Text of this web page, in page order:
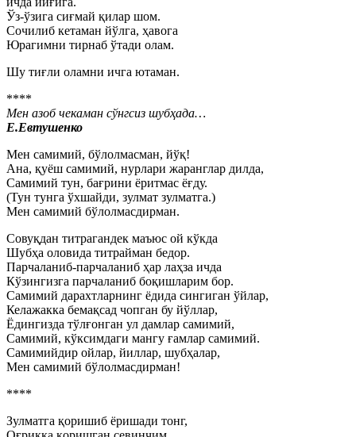
Ўз-ўзига сиғмай қилар шом.
Сочилиб кетаман йўлга, ҳавога
Юрагимни тирнаб ўтади олам.
Шу тиғли оламни ичга ютаман.
****
Мен азоб чекаман сўнгсиз шубҳада…
Е.Евтушенко
Мен самимий, бўлолмасман, йўқ!
Ана, қуёш самимий, нурлари жаранглар дилда,
Самимий тун, бағрини ёритмас ёғду.
(Тун тунга ўхшайди, зулмат зулматга.)
Мен самимий бўлолмасдирман.
Совуқдан титрагандек маъюс ой кўкда
Шубҳа оловида титрайман бедор.
Парчаланиб-парчаланиб ҳар лаҳза ичда
Кўзингизга парчаланиб боқишларим бор.
Самимий дарахтларнинг ёдида сингиган ўйлар,
Келажакка бемақсад чопган бу йўллар,
Ёдингизда тўлғонган ул дамлар самимий,
Самимий, кўксимдаги мангу ғамлар самимий.
Самимийдир ойлар, йиллар, шубҳалар,
Мен самимий бўлолмасдирман!
****
Зулматга қоришиб ёришади тонг,